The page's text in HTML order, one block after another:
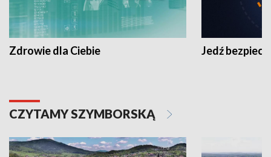
Zdrowie dla Ciebie Jedź
CZYTAMY SZYMBORSKĄ